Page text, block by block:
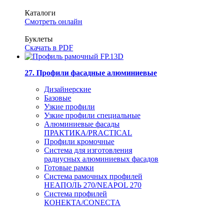
Каталоги
Смотреть онлайн
Буклеты
Скачать в PDF
27. Профили фасадные алюминиевые
Дизайнерские
Базовые
Узкие профили
Узкие профили специальные
Алюминиевые фасады
ПРАКТИКА/PRACTICAL
Профили кромочные
Система для изготовления
радиусных алюминиевых фасадов
Готовые рамки
Система рамочных профилей
НЕАПОЛЬ 270/NEAPOL 270
Система профилей
КОНЕКТА/CONECTA